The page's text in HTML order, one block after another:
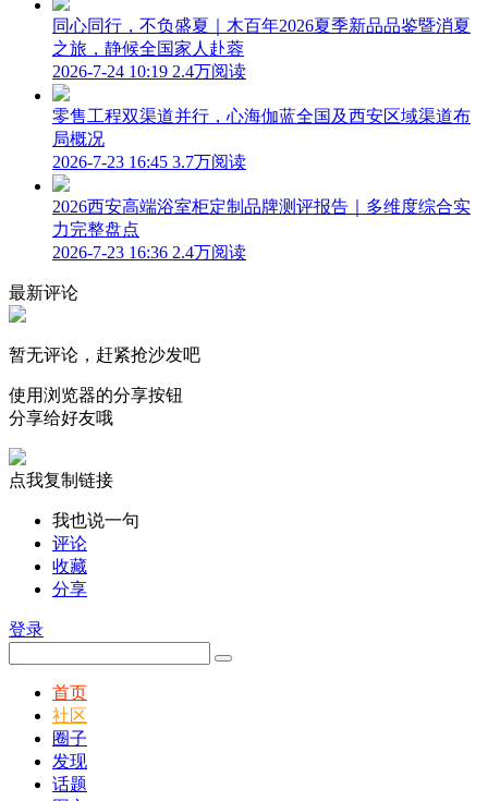
同心同行，不负盛夏｜木百年2026夏季新品品鉴暨消夏
之旅，静候全国家人赴蓉
2026-7-24 10:19 2.4万阅读
零售工程双渠道并行，心海伽蓝全国及西安区域渠道布
局概况
2026-7-23 16:45 3.7万阅读
2026西安高端浴室柜定制品牌测评报告｜多维度综合实
力完整盘点
2026-7-23 16:36 2.4万阅读
最新评论
暂无评论，赶紧抢沙发吧
使用浏览器的分享按钮
分享给好友哦
点我复制链接
我也说一句
评论
收藏
分享
登录
首页
社区
圈子
发现
话题